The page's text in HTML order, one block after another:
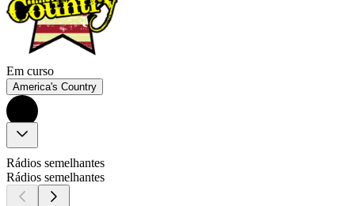
Em curso
America's Country
Rádios semelhantes
Rádios semelhantes